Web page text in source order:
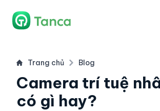
Trang chủ Blog
Camera trí tuệ
có gì hay?